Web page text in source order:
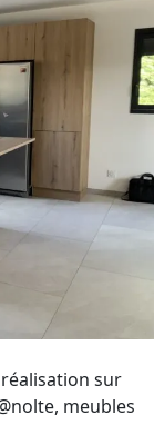
sur
meubles